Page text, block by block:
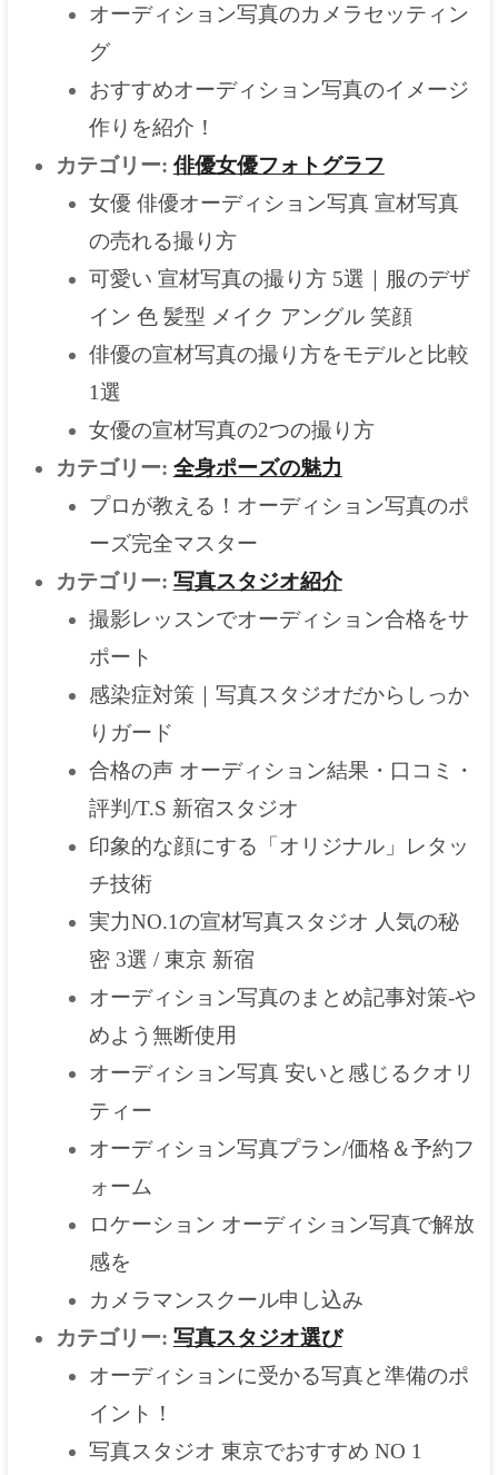
オーディション写真のカメラセッティン
グ
おすすめオーディション写真のイメージ
作りを紹介！
カテゴリー: 俳優女優フォトグラフ
女優 俳優オーディション写真 宣材写真
の売れる撮り方
可愛い 宣材写真の撮り方 5選｜服のデザ
イン 色 髪型 メイク アングル 笑顔
俳優の宣材写真の撮り方をモデルと比較
1選
女優の宣材写真の2つの撮り方
カテゴリー: 全身ポーズの魅力
プロが教える！オーディション写真のポ
ーズ完全マスター
カテゴリー: 写真スタジオ紹介
撮影レッスンでオーディション合格をサ
ポート
感染症対策｜写真スタジオだからしっか
りガード
合格の声 オーディション結果・口コミ・
評判/T.S 新宿スタジオ
印象的な顔にする「オリジナル」レタッ
チ技術
実力NO.1の宣材写真スタジオ 人気の秘
密 3選 / 東京 新宿
オーディション写真のまとめ記事対策-や
めよう無断使用
オーディション写真 安いと感じるクオリ
ティー
オーディション写真プラン/価格＆予約フ
ォーム
ロケーション オーディション写真で解放
感を
カメラマンスクール申し込み
カテゴリー: 写真スタジオ選び
オーディションに受かる写真と準備のポ
イント！
写真スタジオ 東京でおすすめ NO 1